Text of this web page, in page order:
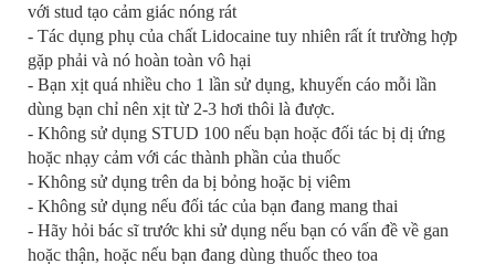
với stud tạo cảm giác nóng rát
- Tác dụng phụ của chất Lidocaine tuy nhiên rất ít trường hợp
gặp phải và nó hoàn toàn vô hại
- Bạn xịt quá nhiều cho 1 lần sử dụng, khuyến cáo mỗi lần
dùng bạn chỉ nên xịt từ 2-3 hơi thôi là được.
- Không sử dụng STUD 100 nếu bạn hoặc đối tác bị dị ứng
hoặc nhạy cảm với các thành phần của thuốc
- Không sử dụng trên da bị bỏng hoặc bị viêm
- Không sử dụng nếu đối tác của bạn đang mang thai
- Hãy hỏi bác sĩ trước khi sử dụng nếu bạn có vấn đề về gan
hoặc thận, hoặc nếu bạn đang dùng thuốc theo toa